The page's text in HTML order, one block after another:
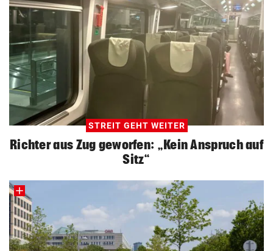
STREIT GEHT WEITER
Richter aus Zug geworfen: „Kein Anspruch auf
Sitz“